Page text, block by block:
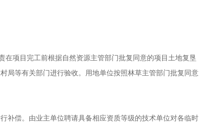
在项目完工前根据自然资源主管部门批复同意的项目土地复垦
局等有关部门进行验收。用地单位按照林草主管部门批复同意
补偿。由业主单位聘请具备相应资质等级的技术单位对各临时